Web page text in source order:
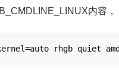
内容，
rhgb quiet